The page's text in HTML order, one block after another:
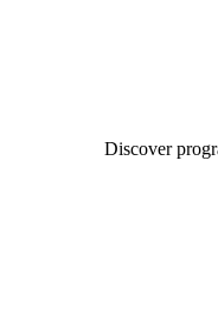
Discover